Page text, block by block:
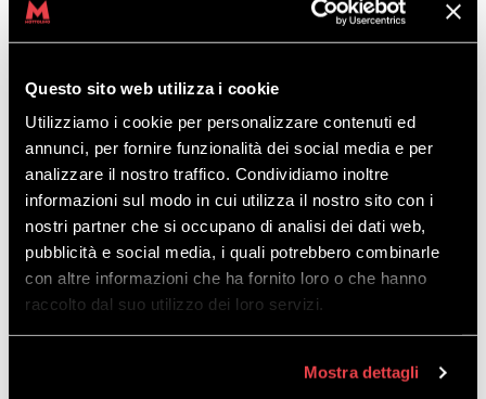
Questo sito web utilizza i cookie
Utilizziamo i cookie per personalizzare contenuti ed
annunci, per fornire funzionalità dei social media e per
analizzare il nostro traffico. Condividiamo inoltre
informazioni sul modo in cui utilizza il nostro sito con i
nostri partner che si occupano di analisi dei dati web,
pubblicità e social media, i quali potrebbero combinarle
con altre informazioni che ha fornito loro o che hanno
raccolto dal suo utilizzo dei loro servizi.
Mostra dettagli
Non è fantastico? Ma come funziona
davvero My Pass?MyPass Ski è lo
e ti permette di sciare quanto e dove
vuoi, in totale libertà, in tutti i comprensori
convenzionati. Non dovrai più decidere
in anticipo quanto tempo sciare e che
tipologia di biglietto acquistare, di
conseguenza in caso di cambio
programma non perderai soldi per ore di
sci pagate e non sfruttate. Potrai
utilizzare la card come Skipass salta coda
in biglietteria e pagare solo per il tempo
effettivamente sciato, secondo le tariffe
dei comprensori. Il sistema di MyPass Ski